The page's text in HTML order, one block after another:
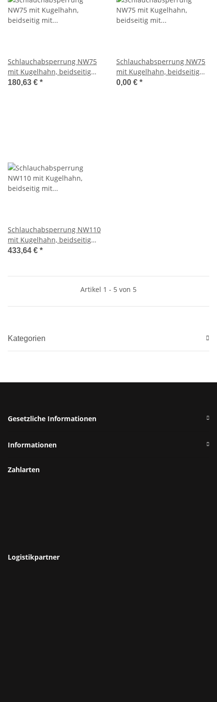
Schlauchabsperrung NW75
mit Kugelhahn, beidseitig
mit B-Festkupplungen,
180,63 € *
Schlauchabsperrung NW75
mit Kugelhahn, beidseitig
mit B-Festkupplungen,
0,00 € *
Schlauchabsperrung NW110
mit Kugelhahn, beidseitig
mit A-Festkupplungen,
433,64 € *
Artikel 1 - 5 von 5
Kategorien
Gesetzliche Informationen
Informationen
Zahlarten
Logistikpartner